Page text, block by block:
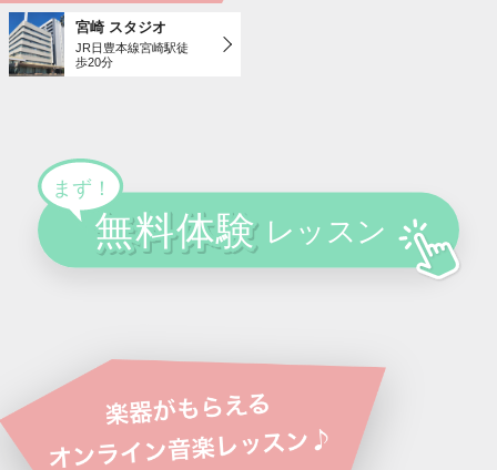
宮崎 スタジオ
JR日豊本線宮崎駅徒
歩20分